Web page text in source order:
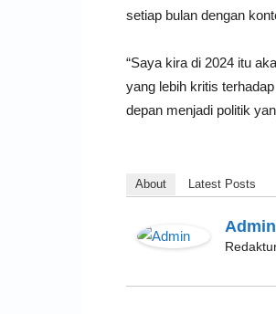
setiap bulan dengan
“Saya kira di 2024 itu
yang lebih kritis
depan menjadi politik
About Latest Posts
Admin